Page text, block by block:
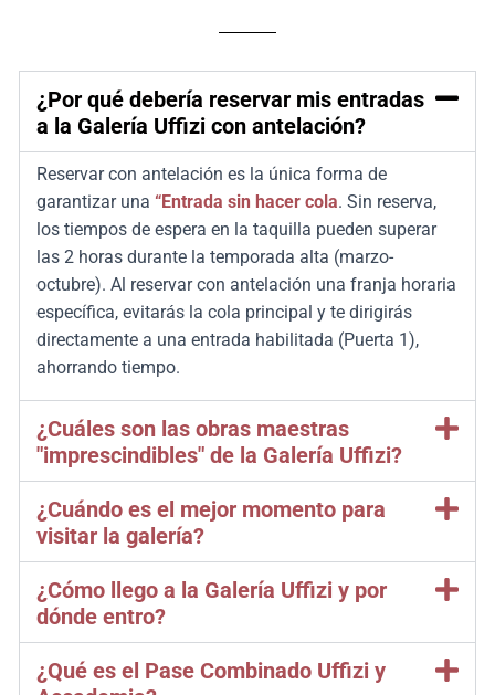
¿Por qué debería reservar mis entradas
a la Galería Uffizi con antelación?
Reservar con antelación es la única forma de
garantizar una “Entrada sin hacer cola. Sin reserva,
los tiempos de espera en la taquilla pueden superar
las 2 horas durante la temporada alta (marzo-
octubre). Al reservar con antelación una franja horaria
específica, evitarás la cola principal y te dirigirás
directamente a una entrada habilitada (Puerta 1),
ahorrando tiempo.
¿Cuáles son las obras maestras
"imprescindibles" de la Galería Uffizi?
¿Cuándo es el mejor momento para
visitar la galería?
¿Cómo llego a la Galería Uffizi y por
dónde entro?
¿Qué es el Pase Combinado Uffizi y